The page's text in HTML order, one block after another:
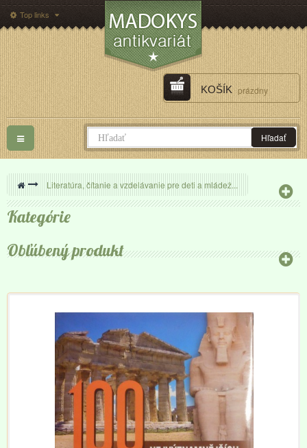
Top links
Hľadať
KOŠÍK prázdny
Toggle
navigation
> Literatúra, čítanie a vzdelávanie pre deti a mládež...
Kategórie
Obľúbený produkt